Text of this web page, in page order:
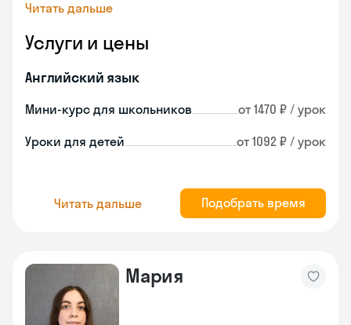
Читать дальше
Услуги и цены
Английский язык
Мини-курс для школьников от 1470 ₽ / урок
Уроки для детей от 1092 ₽ / урок
Читать дальше Подобрать время
Мария